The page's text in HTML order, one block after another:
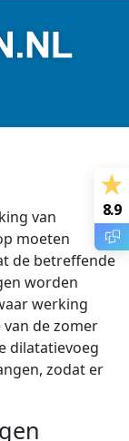
van
moeten
de betreffende
worden
werking
de zomer
dilatatievoeg
zodat er
8.9